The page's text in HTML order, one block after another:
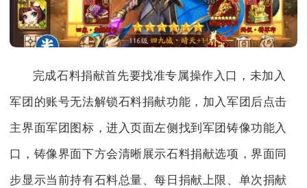
完成石料捐献首先要找准专属操作入口，未加入
军团的账号无法解锁石料捐献功能，加入军团后点击
主界面军团图标，进入页面左侧找到军团铸像功能入
口，铸像界面下方会清晰展示石料捐献选项，界面同
步显示当前持有石料总量、每日捐献上限、单次捐献